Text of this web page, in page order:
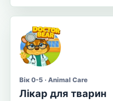
Вік 0-5 · Animal Care
Лікар для тварин